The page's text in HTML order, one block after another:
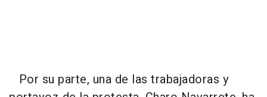
Por su parte, una de las trabajadoras y